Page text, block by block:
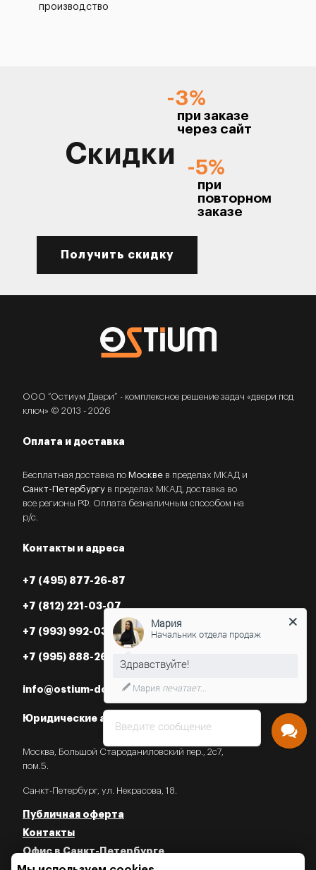
производство
Скидки
-3%
при заказе
через сайт
-5%
при
повторном
заказе
Получить скидку
ООО “Остиум Двери” - комплексное решение задач «двери под
ключ» © 2013 - 2026
Оплата и доставка
Бесплатная доставка по Москве в пределах МКАД и
Санкт-Петербургу в пределах МКАД, доставка во
все регионы РФ. Оплата безналичным способом на
р/с.
Контакты и адреса
+7 (495) 877-26-87
+7 (812) 221-03-07
+7 (993) 992-03-07
+7 (995) 888-26-87
info@ostium-doors.ru
Юридические адреса в РФ
Москва, Большой Староданиловский пер., 2с7,
пом.5.
Санкт-Петербург, ул. Некрасова, 18.
Публичная оферта
Контакты
Офис в Санкт-Петербурге
Введите сообщение
Мария
Начальник отдела продаж